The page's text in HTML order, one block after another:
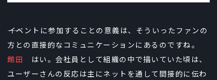
――イベントに参加することの意義は、そういったファンの
方との直接的なコミュニケーションにあるのですね。
館田 はい。会社員として組織の中で描いていた頃は、
ユーザーさんの反応は主にネットを通して間接的に伝わ